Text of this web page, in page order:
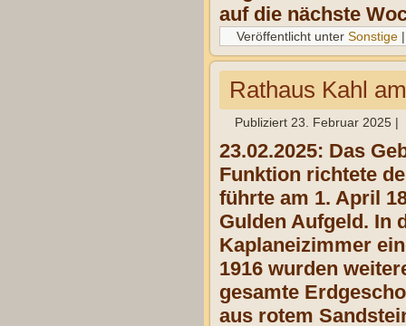
auf die nächste
Veröffentlicht unter Sonstige
Rathaus Kahl
Publiziert 23. Februar 2025 |
23.02.2025: Das
Funktion richtete
führte am 1. April
Gulden Aufgeld. In
Kaplaneizimmer
1916 wurden
gesamte
aus rotem